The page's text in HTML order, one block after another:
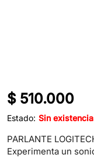
$ 510.000
Estado: Sin
PARLANTE
Experimenta un